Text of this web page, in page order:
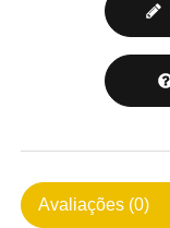
Avaliações (0)